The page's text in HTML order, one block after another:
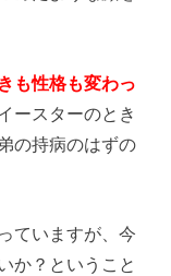
も性格も変わっ
ースターのとき
の持病のはずの
ていますが、今
か？ということ